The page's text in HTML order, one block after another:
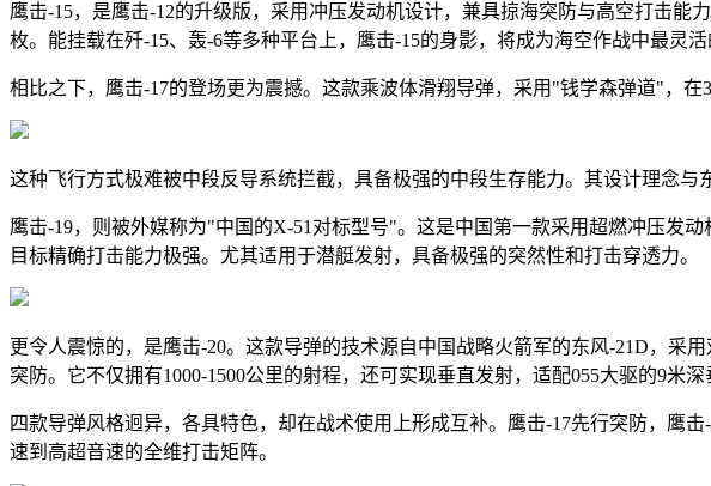
鹰击-15，是鹰击-12的升级版，采用冲压发动机设计，兼具掠海突防与高空打击
枚。能挂载在歼-15、轰-6等多种平台上，鹰击-15的身影，将成为海空作战中最灵活
相比之下，鹰击-17的登场更为震撼。这款乘波体滑翔导弹，采用"钱学森弹道"，
这种飞行方式极难被中段反导系统拦截，具备极强的中段生存能力。其设计理念
鹰击-19，则被外媒称为"中国的X-51对标型号"。这是中国第一款采用超燃冲压发
目标精确打击能力极强。尤其适用于潜艇发射，具备极强的突然性和打击穿透力。
更令人震惊的，是鹰击-20。这款导弹的技术源自中国战略火箭军的东风-21D，采
突防。它不仅拥有1000-1500公里的射程，还可实现垂直发射，适配055大驱的9米深
四款导弹风格迥异，各具特色，却在战术使用上形成互补。鹰击-17先行突防，鹰
速到高超音速的全维打击矩阵。